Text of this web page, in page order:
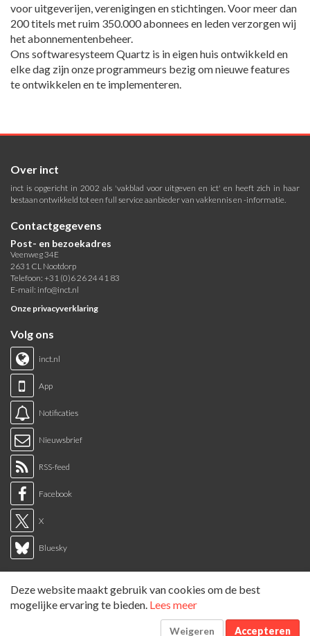
voor uitgeverijen, verenigingen en stichtingen. Voor meer dan
200 titels met ruim 350.000 abonnees en leden verzorgen wij
het abonnementenbeheer.
Ons softwaresysteem Quartz is in eigen huis ontwikkeld en
elke dag zijn onze programmeurs bezig om nieuwe features
te ontwikkelen en te implementeren.
Over inct
inct is opgericht in 2002 als 'vakblad voor uitgeven en ict' en heeft zich in haar
bestaan ontwikkeld tot een full service aanbieder van vakkennis en -informatie.
Contactgegevens
Post- en bezoekadres
Veenweg 34E
2631 CL Nootdorp
Telefoon: +31 (0)6 26 24 41 83
E-mail: info@inct.nl
Onze privacyverklaring
Volg ons
inct.nl
App
Notificaties
Nieuwsbrief
RSS-feed
Facebook
X
Bluesky
Sitemap
Tags overzicht
Deze website maakt gebruik van cookies om de best
mogelijke ervaring te bieden. Lees meer
Weigeren Accepteren